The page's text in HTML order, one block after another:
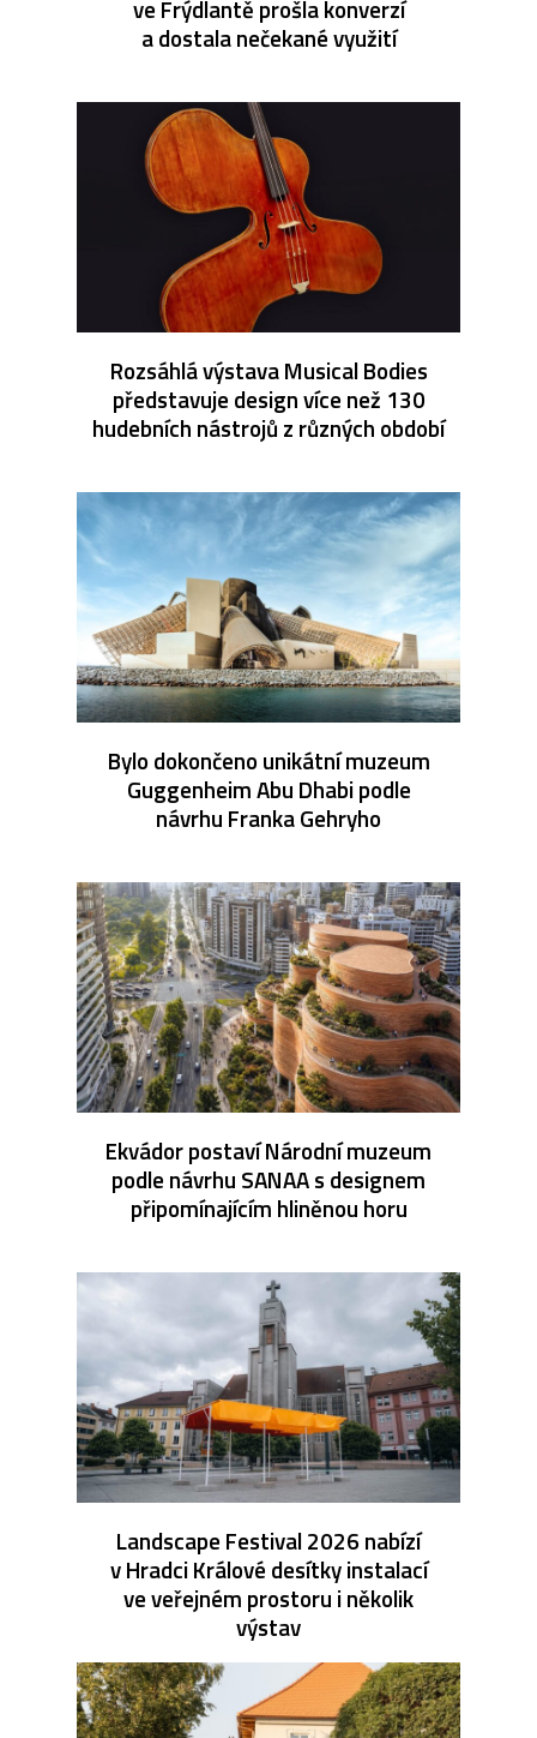
ve Frýdlantě prošla konverzí
a dostala nečekané využití
Rozsáhlá výstava Musical Bodies
představuje design více než 130
hudebních nástrojů z různých období
Bylo dokončeno unikátní muzeum
Guggenheim Abu Dhabi podle
návrhu Franka Gehryho
Ekvádor postaví Národní muzeum
podle návrhu SANAA s designem
připomínajícím hliněnou horu
Landscape Festival 2026 nabízí
v Hradci Králové desítky instalací
ve veřejném prostoru i několik
výstav